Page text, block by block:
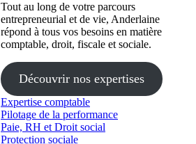
Tout au long de votre parcours
entrepreneurial et de vie, Anderlaine
répond à tous vos besoins en matière
comptable, droit, fiscale et sociale.
Découvrir nos expertises
Expertise comptable
Pilotage de la performance
Paie, RH et Droit social
Protection sociale